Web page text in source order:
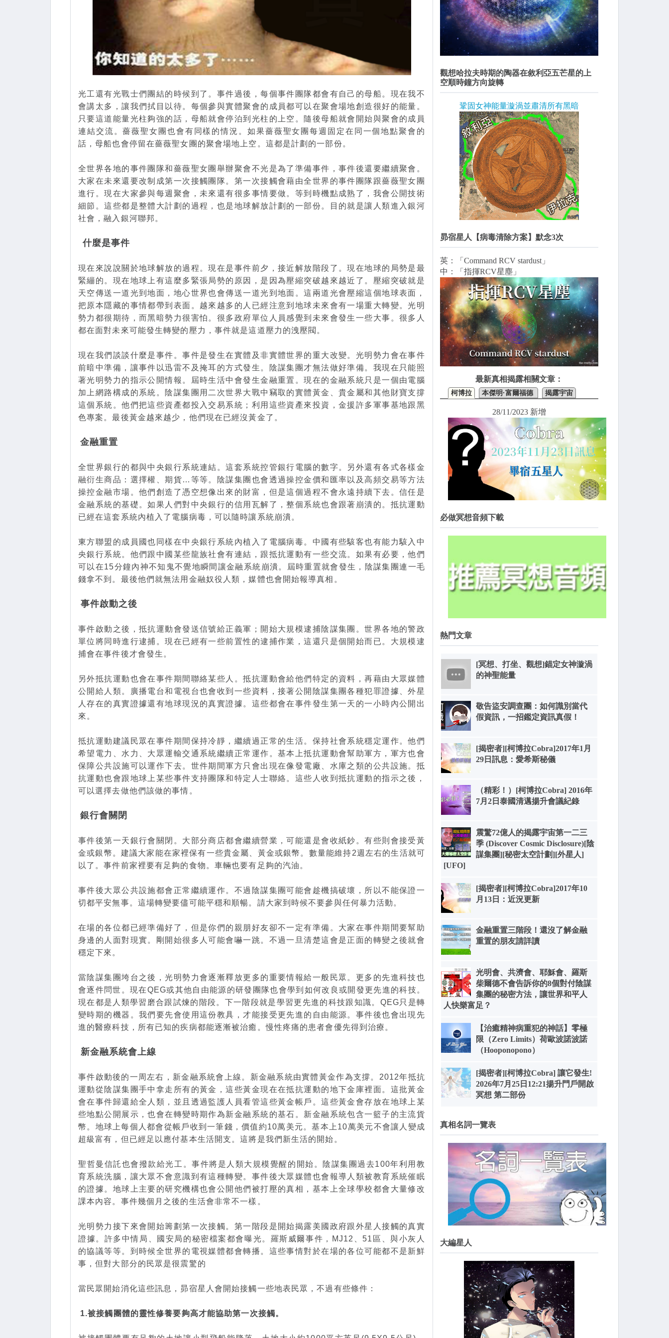
光工還有光戰士們團結的時候到了。事件過後，每個事件團隊都會有自己的母船。現在我不
會講太多，讓我們拭目以待。每個參與實體聚會的成員都可以在聚會場地創造很好的能量。
只要這道能量光柱夠強的話，母船就會停泊到光柱的上空。隨後母船就會開始與聚會的成員
連結交流。薔薇聖女團也會有同樣的情況。如果薔薇聖女團每週固定在同一個地點聚會的
話，母船也會停留在薔薇聖女團的聚會場地上空。這都是計劃的一部份。
全世界各地的事件團隊和薔薇聖女團舉辦聚會不光是為了準備事件，事件後還要繼續聚會。
大家在未來還要改制成第一次接觸團隊。第一次接觸會藉由全世界的事件團隊跟薔薇聖女團
進行。現在大家參與每週聚會，未來還有很多事情要做。等到時機點成熟了，我會公開技術
細節。這些都是整體大計劃的過程，也是地球解放計劃的一部份。目的就是讓人類進入銀河
社會，融入銀河聯邦。
什麼是事件
現在來說說關於地球解放的過程。現在是事件前夕，接近解放階段了。現在地球的局勢是最
緊繃的。現在地球上有這麼多緊張局勢的原因，是因為壓縮突破越來越近了。壓縮突破就是
天空傳送一道光到地面，地心世界也會傳送一道光到地面。這兩道光會壓縮這個地球表面，
把原本隱藏的事情都帶到表面。越來越多的人已經注意到地球未來會有一場重大轉變。光明
勢力都很期待，而黑暗勢力很害怕。很多政府單位人員感覺到未來會發生一些大事。很多人
都在面對未來可能發生轉變的壓力，事件就是這道壓力的洩壓閥。
現在我們談談什麼是事件。事件是發生在實體及非實體世界的重大改變。光明勢力會在事件
前暗中準備，讓事件以迅雷不及掩耳的方式發生。陰謀集團才無法做好準備。我現在只能照
著光明勢力的指示公開情報。屆時生活中會發生金融重置。現在的金融系統只是一個由電腦
加上網路構成的系統。陰謀集團用二次世界大戰中竊取的實體黃金、貴金屬和其他財寶支撐
這個系統。他們把這些資產都投入交易系統；利用這些資產來投資，金援許多軍事基地跟黑
色專案。最後黃金越來越少，他們現在已經沒黃金了。
金融重置
全世界銀行的都與中央銀行系統連結。這套系統控管銀行電腦的數字。另外還有各式各樣金
融衍生商品：選擇權、期貨…等等。陰謀集團也會透過操控金價和匯率以及高頻交易等方法
操控金融市場。他們創造了憑空想像出來的財富，但是這個過程不會永遠持續下去。信任是
金融系統的基礎。如果人們對中央銀行的信用瓦解了，整個系統也會跟著崩潰的。抵抗運動
已經在這套系統內植入了電腦病毒，可以隨時讓系統崩潰。
東方聯盟的成員國也同樣在中央銀行系統內植入了電腦病毒。中國有些駭客也有能力駭入中
央銀行系統。他們跟中國某些龍族社會有連結，跟抵抗運動有一些交流。如果有必要，他們
可以在15分鐘內神不知鬼不覺地瞬間讓金融系統崩潰。屆時重置就會發生，陰謀集團連一毛
錢拿不到。最後他們就無法用金融奴役人類，媒體也會開始報導真相。
事件啟動之後
事件啟動之後，抵抗運動會發送信號給正義軍；開始大規模逮捕陰謀集團。世界各地的警政
單位將同時進行逮捕。現在已經有一些前置性的逮捕作業，這還只是個開始而已。大規模逮
捕會在事件後才會發生。
另外抵抗運動也會在事件期間聯絡某些人。抵抗運動會給他們特定的資料，再藉由大眾媒體
公開給人類。廣播電台和電視台也會收到一些資料，接著公開陰謀集團各種犯罪證據、外星
人存在的真實證據還有地球現況的真實證據。這些都會在事件發生第一天的一小時內公開出
來。
抵抗運動建議民眾在事件期間保持冷靜，繼續過正常的生活。保持社會系統穩定運作。他們
希望電力、水力、大眾運輸交通系統繼續正常運作。基本上抵抗運動會幫助軍方，軍方也會
保障公共設施可以運作下去。世件期間軍方只會出現在像發電廠、水庫之類的公共設施。抵
抗運動也會跟地球上某些事件支持團隊和特定人士聯絡。這些人收到抵抗運動的指示之後，
可以選擇去做他們該做的事情。
銀行會關閉
事件後第一天銀行會關閉。大部分商店都會繼續營業，可能還是會收紙鈔。有些則會接受黃
金或銀幣。建議大家能在家裡保有一些貴金屬、黃金或銀幣。數量能維持2週左右的生活就可
以了。事件前家裡要有足夠的食物。車輛也要有足夠的汽油。
事件後大眾公共設施都會正常繼續運作。不過陰謀集團可能會趁機搞破壞，所以不能保證一
切都平安無事。這場轉變要儘可能平穩和順暢。請大家到時候不要參與任何暴力活動。
在場的各位都已經準備好了，但是你們的親朋好友卻不一定有準備。大家在事件期間要幫助
身邊的人面對現實。剛開始很多人可能會嚇一跳。不過一旦清楚這會是正面的轉變之後就會
穩定下來。
當陰謀集團垮台之後，光明勢力會逐漸釋放更多的重要情報給一般民眾。更多的先進科技也
會逐件問世。現在QEG或其他自由能源的研發團隊也會學到如何改良或開發更先進的科技。
現在都是人類學習磨合跟試煉的階段。下一階段就是學習更先進的科技跟知識。QEG只是轉
變時期的機器。我們要先會使用這份教具，才能接受更先進的自由能源。事件後也會出現先
進的醫療科技，所有已知的疾病都能逐漸被治癒。慢性疼痛的患者會優先得到治療。
新金融系統會上線
事件啟動後的一周左右，新金融系統會上線。新金融系統由實體黃金作為支撐。2012年抵抗
運動從陰謀集團手中拿走所有的黃金，這些黃金現在在抵抗運動的地下金庫裡面。這批黃金
會在事件歸還給全人類，並且透過監護人員看管這些黃金帳戶。這些黃金會存放在地球上某
些地點公開展示，也會在轉變時期作為新金融系統的基石。新金融系統包含一籃子的主流貨
幣。地球上每個人都會從帳戶收到一筆錢，價值約10萬美元。基本上10萬美元不會讓人變成
超級富有，但已經足以應付基本生活開支。這將是我們新生活的開始。
聖哲曼信託也會撥款給光工。事件將是人類大規模覺醒的開始。陰謀集團過去100年利用教
育系統洗腦，讓大眾不會意識到有這種轉變。事件後大眾媒體也會報導人類被教育系統催眠
的證據。地球上主要的研究機構也會公開他們被打壓的真相，基本上全球學校都會大量修改
課本內容。事件幾個月之後的生活會非常不一樣。
光明勢力接下來會開始籌劃第一次接觸。第一階段是開始揭露美國政府跟外星人接觸的真實
證據。許多中情局、國安局的秘密檔案都會曝光。羅斯威爾事件，MJ12、51區、與小灰人
的協議等等。到時候全世界的電視媒體都會轉播。這些事情對於在場的各位可能都不是新鮮
事，但對大部分的民眾是很震驚的
當民眾開始消化這些訊息，昴宿星人會開始接觸一些地表民眾，不過有些條件：
1.被接觸團體的靈性修養要夠高才能協助第一次接觸。
觀想哈拉夫時期的陶器在敘利亞五芒星的上
空順時鐘方向旋轉
鞏固女神能量漩渦並肅清所有黑暗
昴宿星人【病毒清除方案】默念3次
英：「Command RCV stardust」
中：「指揮RCV星塵」
最新真相揭露相關文章：
柯博拉 本傑明·富爾福德 揭露宇宙
28/11/2023 新增
必做冥想音頻下載
熱門文章
[冥想、打坐、觀想]錨定女神漩渦
的神聖能量
敬告盜安調查團：如何識別當代
假資訊，一招鑑定資訊真假！
[揭密者][柯博拉Cobra]2017年1月
29日訊息：愛希斯秘儀
（精彩！）[柯博拉Cobra] 2016年
7月2日泰國清邁揚升會議紀錄
震驚72億人的揭露宇宙第一二三
季 (Discover Cosmic Disclosure)[陰
謀集團][秘密太空計劃][外星人]
[UFO]
[揭密者][柯博拉Cobra]2017年10
月13日：近況更新
金融重置三階段！還沒了解金融
重置的朋友請詳讀
光明會、共濟會、耶穌會、羅斯
柴爾德不會告訴你的8個對付陰謀
集團的秘密方法，讓世界和平人
人快樂富足？
【治癒精神病重犯的神話】零極
限（Zero Limits）荷歐波諾波諾
（Hooponopono）
[揭密者][柯博拉Cobra] 讓它發生!
2026年7月25日12:21揚升門戶開啟
冥想 第二部份
真相名詞一覽表
大編星人